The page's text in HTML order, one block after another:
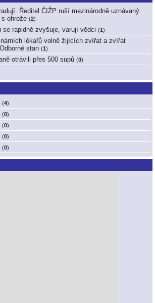
Ředitel ČIŽP ruší mezinárodně uznávaný
ohrože (2)
se rapidně zvyšuje, varují vědci (1 )
lékařů volně žijících zvířat a zvířat
stan (1 )
otrávili přes 500 supů (0)
(4)
(0)
(0)
(0)
(0)